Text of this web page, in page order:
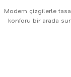
Modern çizgilerle
konforu bir arada